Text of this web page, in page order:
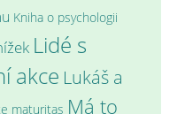
Kniha o psychologii
Lidé s
akce Lukáš a
maturitas Má to